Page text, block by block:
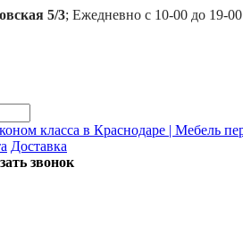
5/3; Ежедневно с 10-00 до 19-00
Доставка
звонок